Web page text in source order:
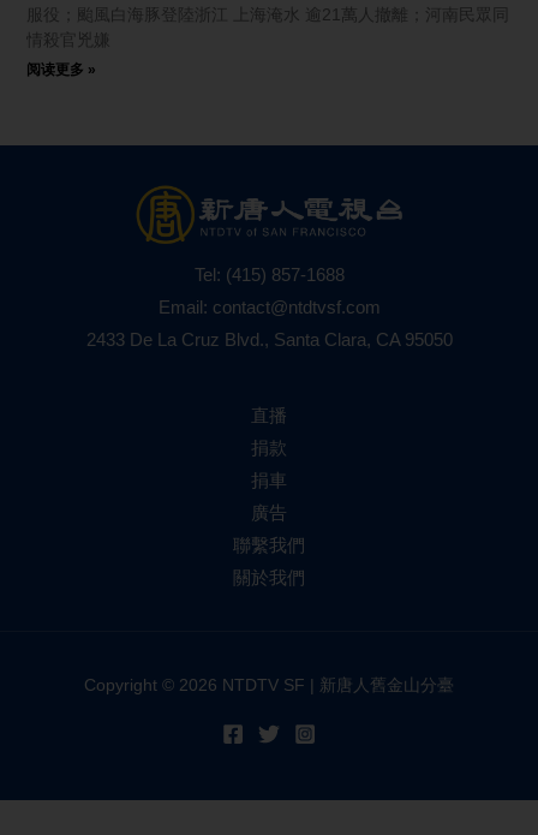
服役；颱風白海豚登陸浙江 上海淹水 逾21萬人撤離；河南民眾同
情殺官兇嫌
阅读更多 »
Tel: (415) 857-1688
Email: contact@ntdtvsf.com
2433 De La Cruz Blvd., Santa Clara, CA 95050
直播
捐款
捐車
廣告
聯繫我們
關於我們
Copyright © 2026 NTDTV SF | 新唐人舊金山分臺